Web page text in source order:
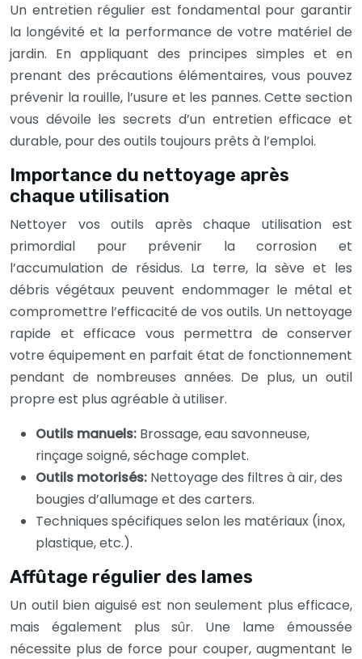
Un entretien régulier est fondamental pour garantir
la longévité et la performance de votre matériel de
jardin. En appliquant des principes simples et en
prenant des précautions élémentaires, vous pouvez
prévenir la rouille, l’usure et les pannes. Cette section
vous dévoile les secrets d’un entretien efficace et
durable, pour des outils toujours prêts à l’emploi.
Importance du nettoyage après
chaque utilisation
Nettoyer vos outils après chaque utilisation est
primordial pour prévenir la corrosion et
l’accumulation de résidus. La terre, la sève et les
débris végétaux peuvent endommager le métal et
compromettre l’efficacité de vos outils. Un nettoyage
rapide et efficace vous permettra de conserver
votre équipement en parfait état de fonctionnement
pendant de nombreuses années. De plus, un outil
propre est plus agréable à utiliser.
Outils manuels: Brossage, eau savonneuse,
rinçage soigné, séchage complet.
Outils motorisés: Nettoyage des filtres à air, des
bougies d’allumage et des carters.
Techniques spécifiques selon les matériaux (inox,
plastique, etc.).
Affûtage régulier des lames
Un outil bien aiguisé est non seulement plus efficace,
mais également plus sûr. Une lame émoussée
nécessite plus de force pour couper, augmentant le